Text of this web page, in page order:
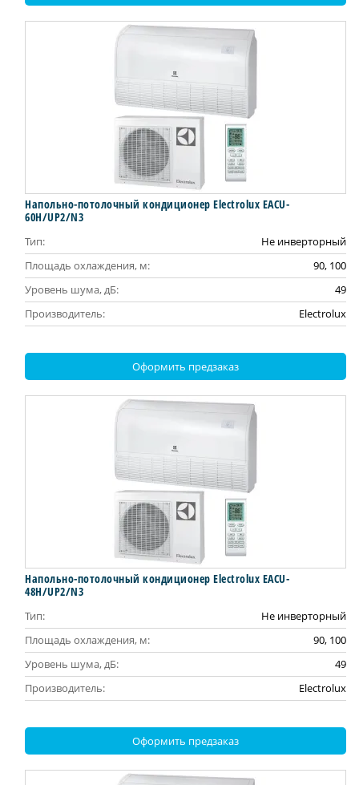
Напольно-потолочный кондиционер Electrolux EACU-
60H/UP2/N3
Тип:
Не инверторный
Площадь охлаждения, м:
90, 100
Уровень шума, дБ:
49
Производитель:
Electrolux
Оформить предзаказ
Напольно-потолочный кондиционер Electrolux EACU-
48H/UP2/N3
Тип:
Не инверторный
Площадь охлаждения, м:
90, 100
Уровень шума, дБ:
49
Производитель:
Electrolux
Оформить предзаказ